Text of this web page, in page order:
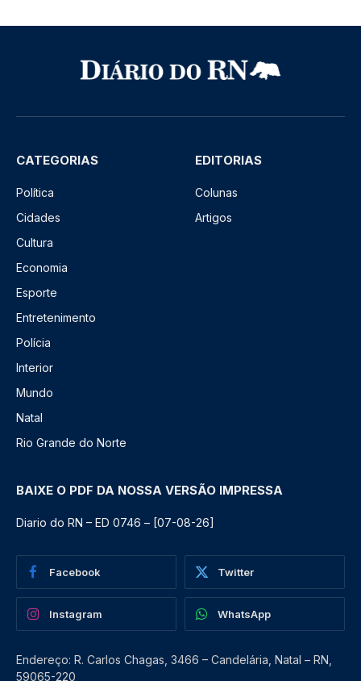
CATEGORIAS
Política
Cidades
Cultura
Economia
Esporte
Entretenimento
Polícia
Interior
Mundo
Natal
Rio Grande do Norte
EDITORIAS
Colunas
Artigos
BAIXE O PDF DA NOSSA VERSÃO IMPRESSA
Diario do RN – ED 0746 – [07-08-26]
Facebook Twitter
Instagram WhatsApp
Endereço: R. Carlos Chagas, 3466 – Candelária, Natal – RN,
59065-220